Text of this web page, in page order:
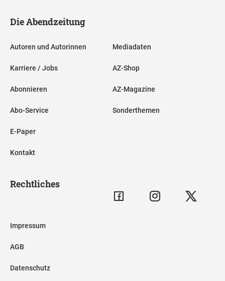
Die Abendzeitung
Autoren und Autorinnen
Karriere / Jobs
Abonnieren
Abo-Service
E-Paper
Kontakt
Mediadaten
AZ-Shop
AZ-Magazine
Sonderthemen
Rechtliches
Impressum
AGB
Datenschutz